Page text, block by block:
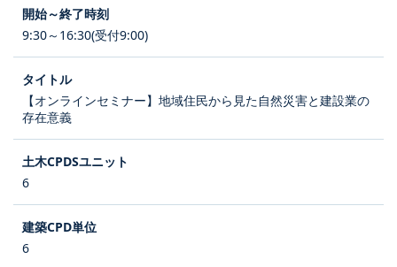
9:30～16:30(受付9:00)
【オンラインセミナー】地域住民から見た自然災害と建設業の
存在意義
6
6